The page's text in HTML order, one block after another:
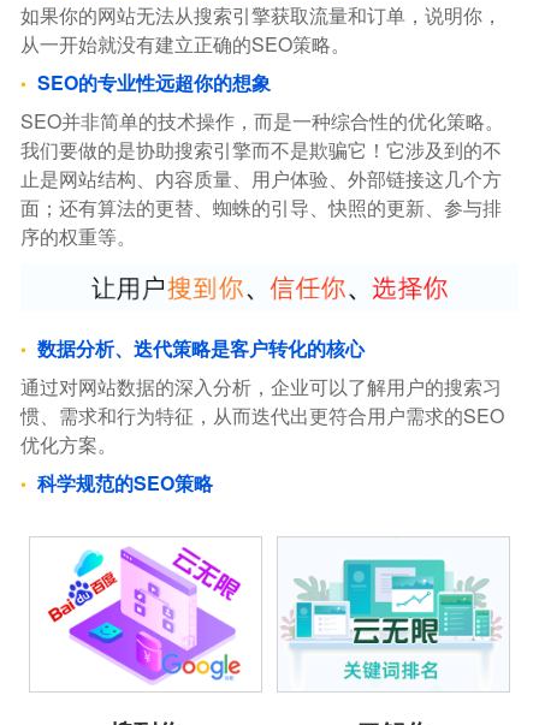
如果你的网站无法从搜索引擎获取流量和订单，说明你，
从一开始就没有建立正确的SEO策略。
SEO的专业性远超你的想象
SEO并非简单的技术操作，而是一种综合性的优化策略。
我们要做的是协助搜索引擎而不是欺骗它！它涉及到的不
止是网站结构、内容质量、用户体验、外部链接这几个方
面；还有算法的更替、蜘蛛的引导、快照的更新、参与排
序的权重等。
数据分析、迭代策略是客户转化的核心
通过对网站数据的深入分析，企业可以了解用户的搜索习
惯、需求和行为特征，从而迭代出更符合用户需求的SEO
优化方案。
科学规范的SEO策略